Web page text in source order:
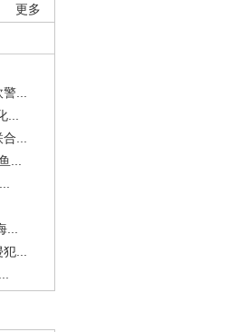
更多
...
...
...
...